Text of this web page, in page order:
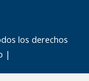
los derechos
|